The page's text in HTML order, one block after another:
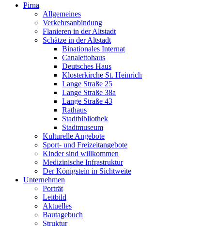
Pirna
Allgemeines
Verkehrsanbindung
Flanieren in der Altstadt
Schätze in der Altstadt
Binationales Internat
Canalettohaus
Deutsches Haus
Klosterkirche St. Heinrich
Lange Straße 25
Lange Straße 38a
Lange Straße 43
Rathaus
Stadtbibliothek
Stadtmuseum
Kulturelle Angebote
Sport- und Freizeitangebote
Kinder sind willkommen
Medizinische Infrastruktur
Der Königstein in Sichtweite
Unternehmen
Porträt
Leitbild
Aktuelles
Bautagebuch
Struktur